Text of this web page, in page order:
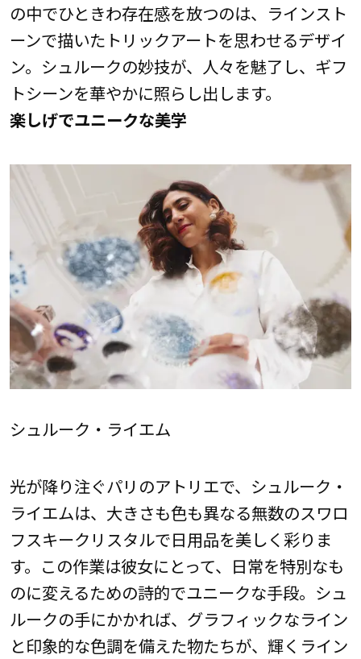
の中でひときわ存在感を放つのは、ラインスト
ーンで描いたトリックアートを思わせるデザイ
ン。シュルークの妙技が、人々を魅了し、ギフ
トシーンを華やかに照らし出します。
楽しげでユニークな美学
シュルーク・ライエム
光が降り注ぐパリのアトリエで、シュルーク・
ライエムは、大きさも色も異なる無数のスワロ
フスキークリスタルで日用品を美しく彩りま
す。この作業は彼女にとって、日常を特別なも
のに変えるための詩的でユニークな手段。シュ
ルークの手にかかれば、グラフィックなライン
と印象的な色調を備えた物たちが、輝くライン